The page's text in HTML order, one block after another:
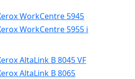
WorkCentre 5945
WorkCentre 5955 i
AltaLink B 8045 VF
AltaLink B 8065